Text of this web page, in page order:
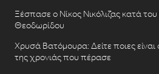
Ξέσπασε ο Νίκος Νικόλιζας κατά
Θεοδωρίδου
Χρυσά Βατόμουρα: Δείτε ποιες είναι
της χρονιάς που πέρασε